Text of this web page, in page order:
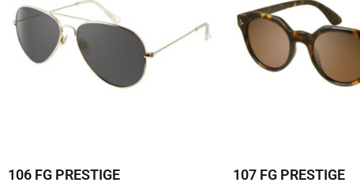
106 FG PRESTIGE 107 FG PRESTIGE